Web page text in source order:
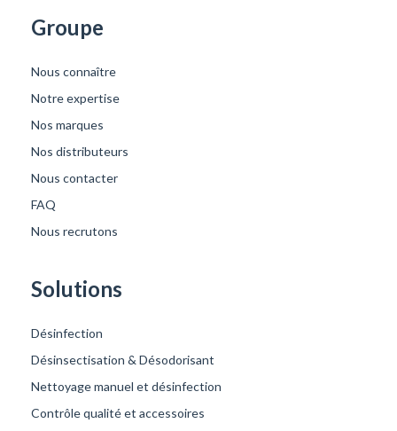
Groupe
Nous connaître
Notre expertise
Nos marques
Nos distributeurs
Nous contacter
FAQ
Nous recrutons
Solutions
Désinfection
Désinsectisation & Désodorisant
Nettoyage manuel et désinfection
Contrôle qualité et accessoires